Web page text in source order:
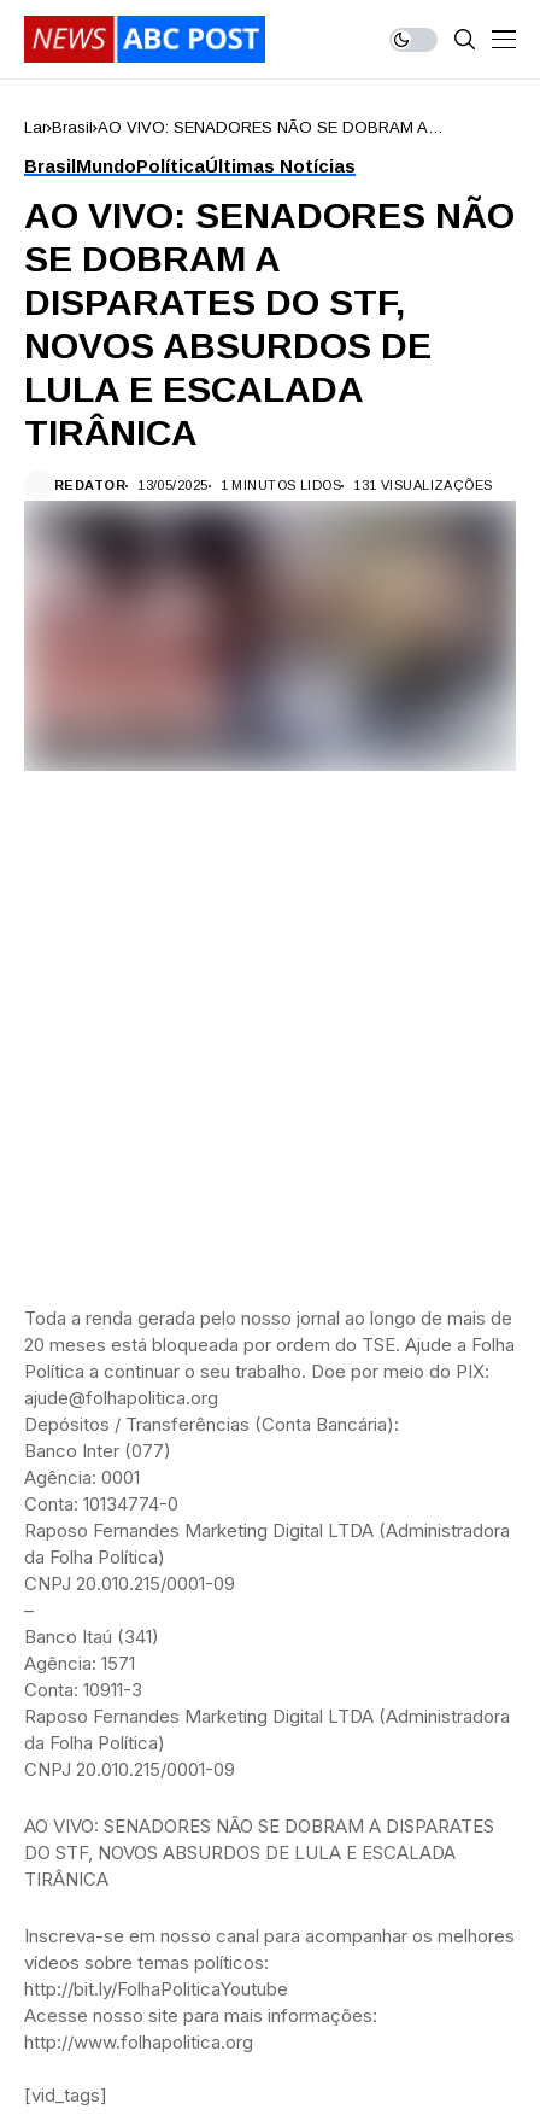
Lar Brasil AO VIVO: SENADORES NÃO SE DOBRAM A
ESCALADA TIRÂNICA
BrasilMundoPolíticaÚltimas Notícias
AO VIVO: SENADORES NÃO
SE DOBRAM A
DISPARATES DO STF,
NOVOS ABSURDOS DE
LULA E ESCALADA
TIRÂNICA
REDATOR 13/05/2025 1 MINUTOS LIDOS 131 VISUALIZAÇÕES
Toda a renda gerada pelo nosso jornal ao longo de mais de
20 meses está bloqueada por ordem do TSE. Ajude a Folha
Política a continuar o seu trabalho. Doe por meio do PIX:
ajude@folhapolitica.org
Depósitos / Transferências (Conta Bancária):
Banco Inter (077)
Agência: 0001
Conta: 10134774-0
Raposo Fernandes Marketing Digital LTDA (Administradora
da Folha Política)
CNPJ 20.010.215/0001-09
–
Banco Itaú (341)
Agência: 1571
Conta: 10911-3
Raposo Fernandes Marketing Digital LTDA (Administradora
da Folha Política)
CNPJ 20.010.215/0001-09
AO VIVO: SENADORES NÃO SE DOBRAM A DISPARATES
DO STF, NOVOS ABSURDOS DE LULA E ESCALADA
TIRÂNICA
Inscreva-se em nosso canal para acompanhar os melhores
vídeos sobre temas políticos:
http://bit.ly/FolhaPoliticaYoutube
Acesse nosso site para mais informações:
http://www.folhapolitica.org
[vid_tags]